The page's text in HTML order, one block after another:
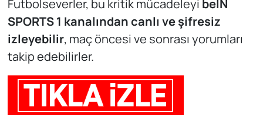
Futbolseverler, bu kritik mücadeleyi beIN
SPORTS 1 kanalından canlı ve şifresiz
izleyebilir, maç öncesi ve sonrası yorumları
takip edebilirler.